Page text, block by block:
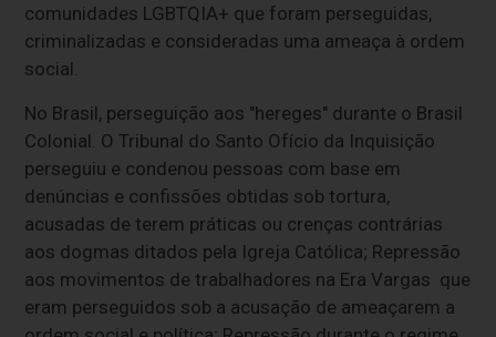
comunidades LGBTQIA+ que foram perseguidas,
criminalizadas e consideradas uma ameaça à ordem
social.
No Brasil, perseguição aos "hereges" durante o Brasil
Colonial. O Tribunal do Santo Ofício da Inquisição
perseguiu e condenou pessoas com base em
denúncias e confissões obtidas sob tortura,
acusadas de terem práticas ou crenças contrárias
aos dogmas ditados pela Igreja Católica; Repressão
aos movimentos de trabalhadores na Era Vargas que
eram perseguidos sob a acusação de ameaçarem a